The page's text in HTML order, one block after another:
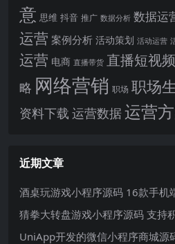
意 思维 抖音 推广 数据分析 数据运
运营 案例分析 活动策划 活动运营
运营 电商 直播带货 直播短视频
略 网络营销 职场 职场
资料下载 运营数据运营
近期文章
酒桌玩游戏小程序源码 16款手机
猜拳大转盘游戏小程序源码 支持
UniApp开发的微信小程序商城源